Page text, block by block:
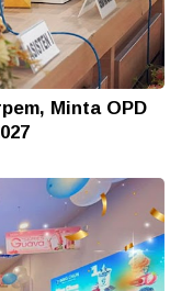
Minta OPD